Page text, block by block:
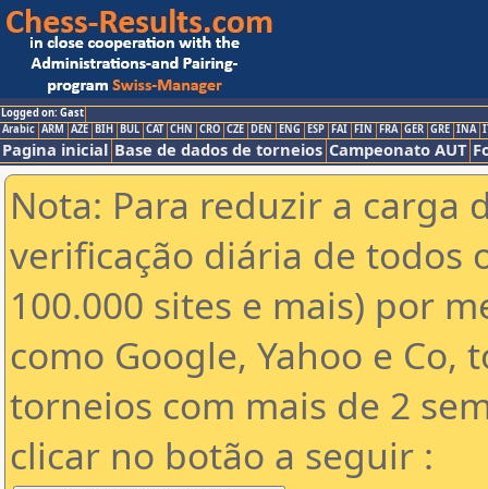
Logged on: Gast
Arabic ARM AZE BIH BUL CAT CHN CRO CZE DEN ENG ESP FAI FIN FRA GER GRE INA
Pagina inicial Base de dados de torneios Campeonato AUT
Nota: Para reduzir a carga
verificação diária de todos
100.000 sites e mais) por
como Google, Yahoo e Co,
torneios com mais de 2
clicar no botão a seguir :